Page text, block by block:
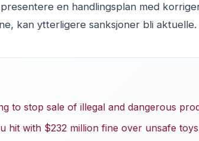
en handlingsplan med
kan ytterligere sanksjoner bli aktuelle.
to stop sale of illegal and dangerous
hit with $232 million fine over unsafe